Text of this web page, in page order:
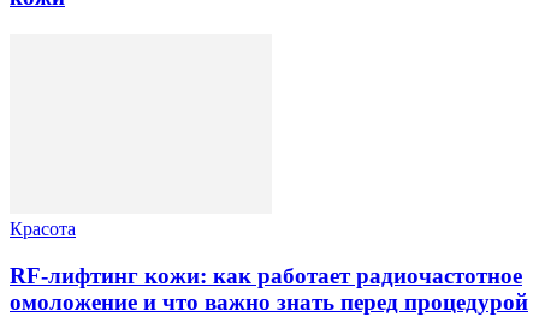
Красота
RF-лифтинг кожи: как работает радиочастотное
омоложение и что важно знать перед процедурой